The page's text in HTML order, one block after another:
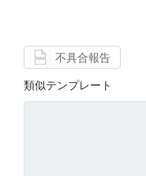
不具合報告
類似テンプレート